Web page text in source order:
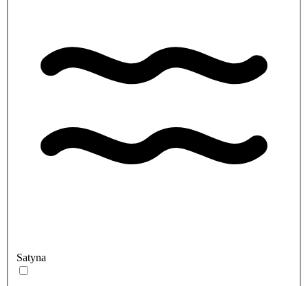
Satyna